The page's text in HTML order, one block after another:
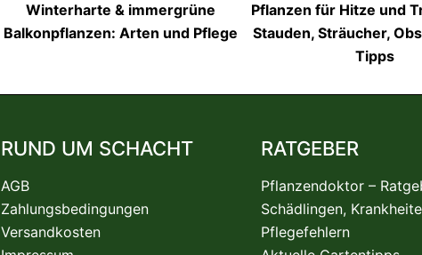
Winterharte & immergrüne
Balkonpflanzen: Arten und Pflege
Pflanzen für Hitze und
Stauden, Sträucher,
Tipps
RUND UM SCHACHT
AGB
Zahlungsbedingungen
Versandkosten
RATGEBER
Pflanzendoktor –
Schädlingen,
Pflegefehlern